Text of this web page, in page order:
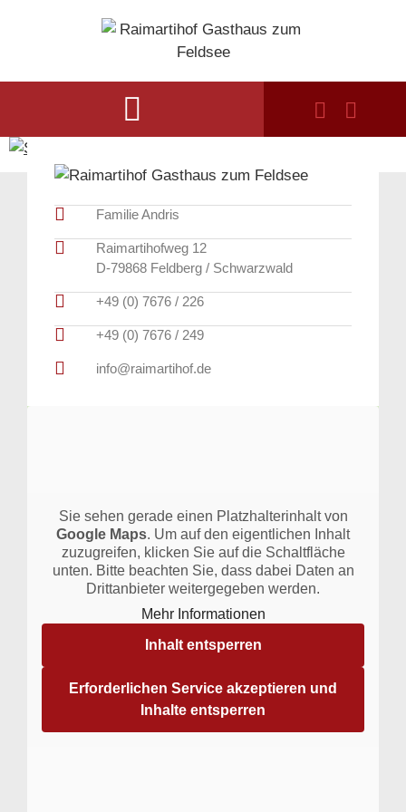
Familie Andris
Raimartihofweg 12
D-79868 Feldberg / Schwarzwald
+49 (0) 7676 / 226
+49 (0) 7676 / 249
info@raimartihof.de
Sie sehen gerade einen Platzhalterinhalt von
Google Maps. Um auf den eigentlichen Inhalt
zuzugreifen, klicken Sie auf die Schaltfläche
unten. Bitte beachten Sie, dass dabei Daten an
Drittanbieter weitergegeben werden.
Mehr Informationen
Inhalt entsperren
Erforderlichen Service akzeptieren und
Inhalte entsperren